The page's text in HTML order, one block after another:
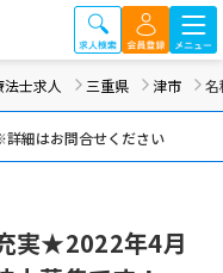
士求人 三重県 津市 名
細はお問合せください
実★2022年4月